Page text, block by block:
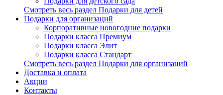
Смотреть весь раздел Подарки для детей
Подарки для организаций
Корпоративные новогодние подарки
Подарки класса Премиум
Подарки класса Элит
Подарки класса Стандарт
Смотреть весь раздел Подарки для организаций
Доставка и оплата
Акции
Контакты